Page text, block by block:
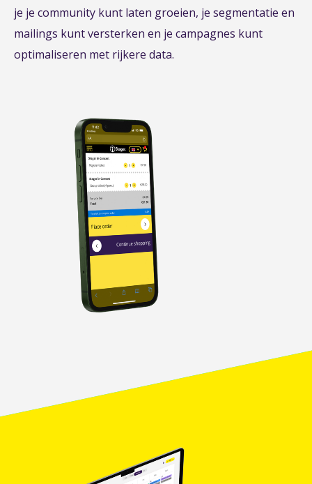
je je community kunt laten groeien, je segmentatie en
mailings kunt versterken en je campagnes kunt
optimaliseren met rijkere data.